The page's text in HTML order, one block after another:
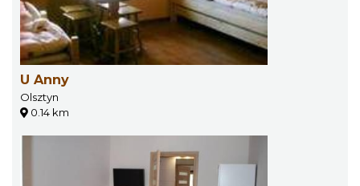
U Anny
Olsztyn
0.14 km